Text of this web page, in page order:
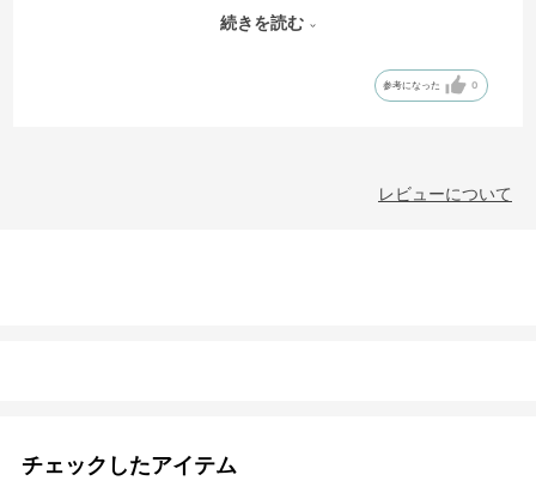
続きを読む
参考になった 0
レビューについて
チェックしたアイテム